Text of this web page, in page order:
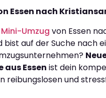
Essen nach
Mini-Umzug von Essen
bist auf der Suche nach
aus Essen ist dein
reibungslosen und